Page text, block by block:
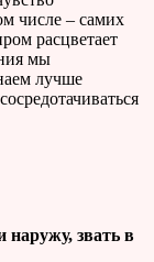
числе – самих
расцветает
мы
лучше
звать в